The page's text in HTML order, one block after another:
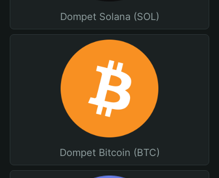
Dompet Solana (SOL)
Dompet Bitcoin (BTC)